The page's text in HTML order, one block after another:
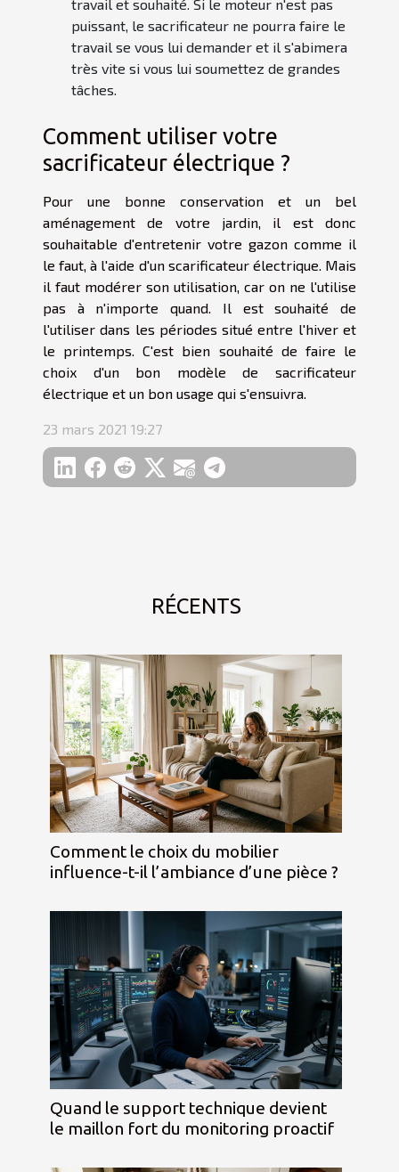
travail et souhaité. Si le moteur n'est pas
puissant, le sacrificateur ne pourra faire le
travail se vous lui demander et il s'abimera
très vite si vous lui soumettez de grandes
tâches.
Comment utiliser votre
sacrificateur électrique ?
Pour une bonne conservation et un bel
aménagement de votre jardin, il est donc
souhaitable d'entretenir votre gazon comme il
le faut, à l'aide d'un scarificateur électrique. Mais
il faut modérer son utilisation, car on ne l'utilise
pas à n'importe quand. Il est souhaité de
l'utiliser dans les périodes situé entre l'hiver et
le printemps. C'est bien souhaité de faire le
choix d'un bon modèle de sacrificateur
électrique et un bon usage qui s'ensuivra.
23 mars 2021 19:27
RÉCENTS
Comment le choix du mobilier
influence-t-il l’ambiance d’une pièce ?
Quand le support technique devient
le maillon fort du monitoring proactif